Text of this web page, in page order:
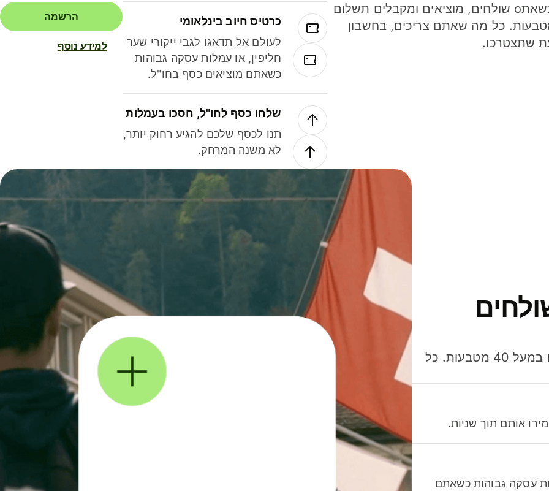
חסכו כסף כשאתo שולחים, מוציאים ומקבלים תשלום
40 מטבעות. כל מה שאתם צריכים, בחשבון
שתצטרכו.
כרטיס חיוב בינלאומי
לעולם אל תדאגו לגבי ייקורי שער
חליפין, או עמלות עסקה גבוהות
כשאתם מוציאים כסף בחו"ל.
שלחו כסף לחו"ל, חסכו בעמלות
תנו לכסף שלכם להגיע רחוק יותר,
לא משנה המרחק.
הרשמה
למידע נוסף
חסכו כסף כשאתo שולחים, מוציאים ומקבלים תשלום במעל 40 מטבעות. כל
אותם תוך שניות.
עסקה גבוהות כשאתם